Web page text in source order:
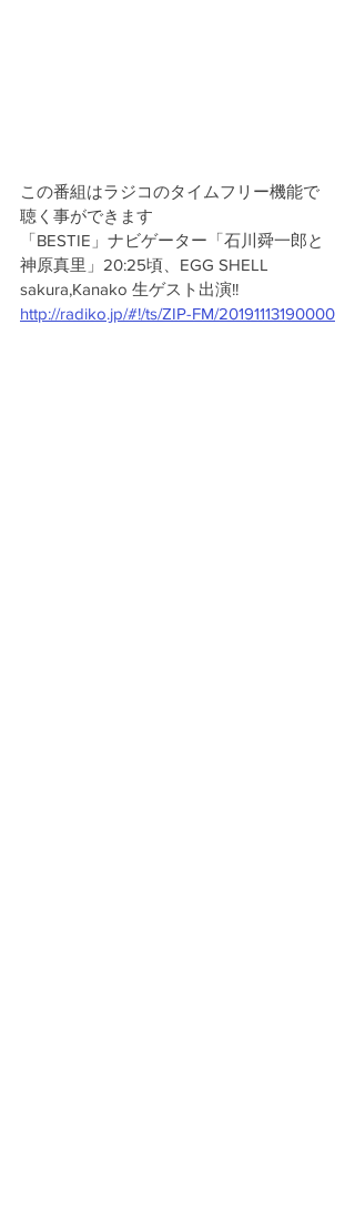
この番組はラジコのタイムフリー機能で
聴く事ができます
「BESTIE」ナビゲーター「石川舜一郎と
神原真里」20:25頃、EGG SHELL
sakura,Kanako 生ゲスト出演!!
http://radiko.jp/#!/ts/ZIP-FM/20191113190000